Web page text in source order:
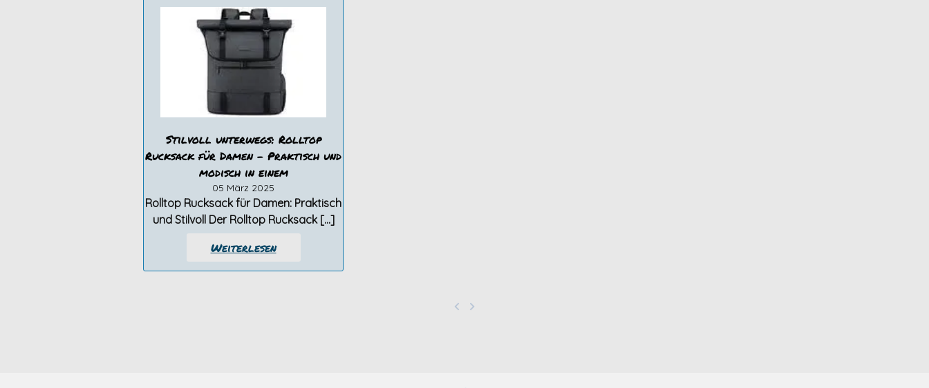
Stilvoll unterwegs: Rolltop
Rucksack für Damen – Praktisch und
modisch in einem
05 März 2025
Rolltop Rucksack für Damen: Praktisch
und Stilvoll Der Rolltop Rucksack […]
Weiterlesen